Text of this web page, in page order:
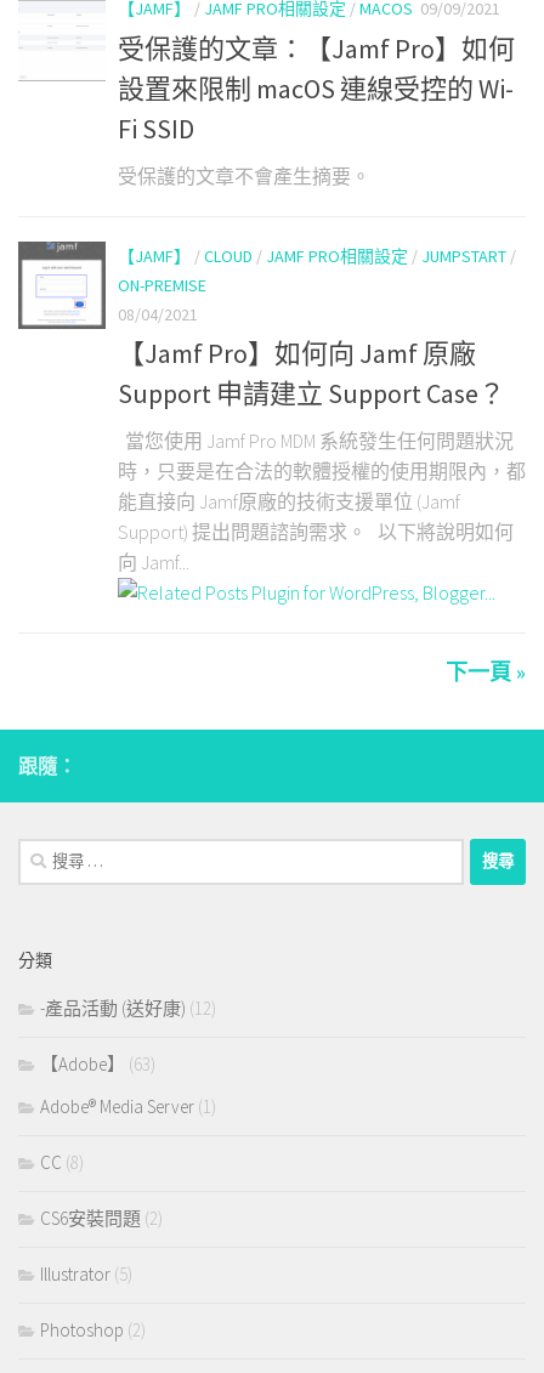
【JAMF】 / JAMF PRO相關設定 /MACOS 09/09/2021
受保護的文章：【Jamf Pro】如何
設置來限制 macOS 連線受控的 Wi-
Fi SSID
受保護的文章不會產生摘要。
【JAMF】 /CLOUD / JAMF PRO相關設定 / JUMPSTART /
ON-PREMISE
08/04/2021
【Jamf Pro】如何向 Jamf 原廠
Support 申請建立 Support Case？
當您使用 Jamf Pro MDM 系統發生任何問題狀況
時，只要是在合法的軟體授權的使用期限內，都
能直接向 Jamf原廠的技術支援單位 (Jamf
Support) 提出問題諮詢需求。 以下將說明如何
向 Jamf...
下一頁 »
跟隨：
搜
尋：
分類
-產品活動 (送好康) (12)
【Adobe】
(63)
Adobe® Media Server (1)
CC (8)
CS6安裝問題 (2)
Illustrator (5)
Photoshop (2)